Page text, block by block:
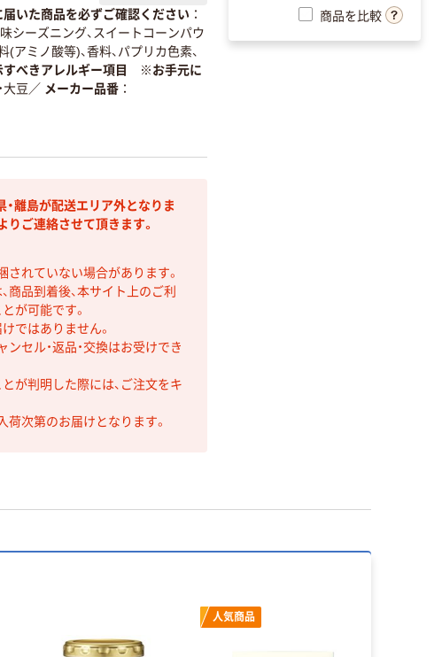
いた商品を必ずご確認ください
シーズニング、スイートコーンパウ
(アミノ酸等)、香料、パプリカ色素、
すべきアレルギー項目 ※お手元に
大豆 ／ メーカー品番
離島が配送エリア外となりま
りご連絡させて頂きます。
されていない場合があります。
商品到着後、本サイト上のご利
が可能です。
ではありません。
セル・返品・交換はお受けでき
が判明した際には、ご注文をキ
荷次第のお届けとなります。
商品を比較
人気商品